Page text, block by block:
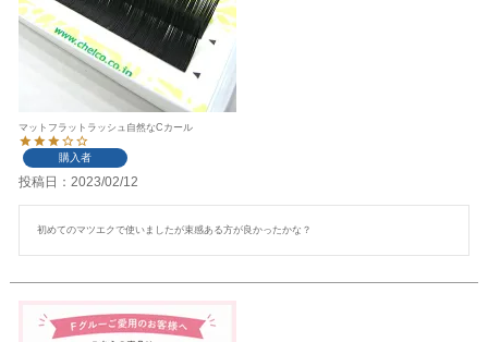
マットフラットラッシュ自然なCカール
購入者
投稿日 2023/02/12
初めてのマツエクで使いましたが束感ある方が良かったかな？